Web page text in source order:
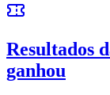
Vitória